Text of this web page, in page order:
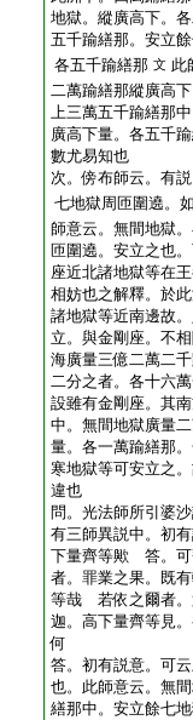
地獄。縱廣高下。
五千踰繕那。安立
各五千踰繕那 文 此
二萬踰繕那縱廣高
上三萬五千踰繕那
廣高下量。各五千
數尤易知也
次。傍布師云。有
七地獄周匝圍遶。
師意云。無間地獄
匝圍遶。安立之也
座近北諸地獄等在
相妨也之解釋。於
諸地獄等近南邊故
立。與金剛座。不
海廣量三億二萬二
二分之者。各十六
設雖有金剛座。其
中。無間地獄廣量
量。各一萬踰繕那
寒地獄等可安立之
違也
問。光法師所引婆
有三師異説中。初
下量齊等歟 答。可
者。罪業之果。既
等哉 若依之爾者。
迦。高下量齊等見
何
答。初有説意。可
也。此師意云。無
繕那中。安立餘七